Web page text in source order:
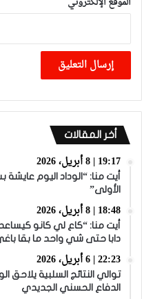
أخر المقالات
19:17 | 8 أبريل، 2026
الأولى”
18:48 | 8 أبريل، 2026
أيت منا: “كاع لي كانو
دابا حتى شي واحد ما بقا
22:23 | 6 أبريل، 2026
توالي النتائج السلبية يلاحق
الدفاع الحسني الجديدي